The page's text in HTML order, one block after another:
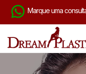
Marque uma